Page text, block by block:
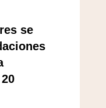
se